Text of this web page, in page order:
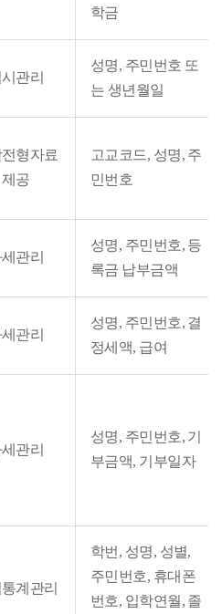
학금
관리
성명, 주민번호 또
는 생년월일
형자료
제공
고교코드, 성명, 주
민번호
관리
성명, 주민번호, 등
록금 납부금액
관리
성명, 주민번호, 결
정세액, 급여
관리
성명, 주민번호, 기
부금액, 기부일자
계관리
학번, 성명, 성별,
주민번호, 휴대폰
번호, 입학연월, 졸